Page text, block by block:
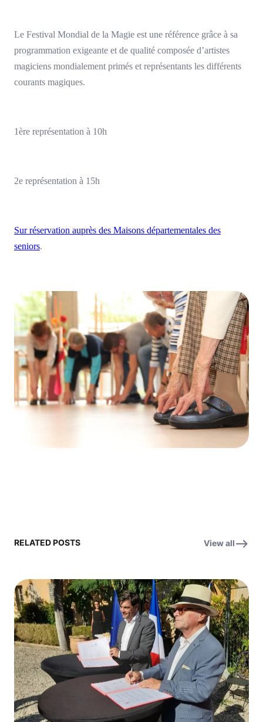
Le Festival Mondial de la Magie est une référence grâce à sa
programmation exigeante et de qualité composée d’artistes
magiciens mondialement primés et représentants les différents
courants magiques.
1ère représentation à 10h
2e représentation à 15h
Sur réservation auprès des Maisons départementales des
seniors.
RELATED POSTS View all